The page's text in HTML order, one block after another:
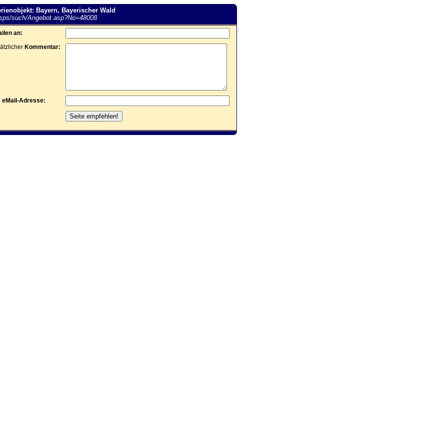
Bayern, Bayerischer Wald
such/Angebot.asp?No=48008
an:
Kommentar:
eMail-Adresse: